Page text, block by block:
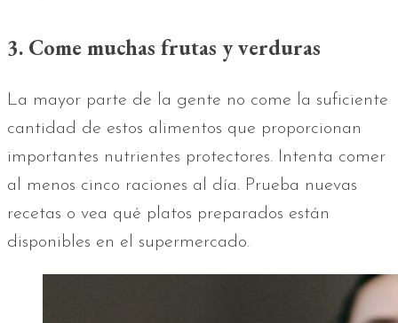
3. Come muchas frutas y verduras
La mayor parte de la gente no come la suficiente
cantidad de estos alimentos que proporcionan
importantes nutrientes protectores. Intenta comer
al menos cinco raciones al día. Prueba nuevas
recetas o vea qué platos preparados están
disponibles en el supermercado.